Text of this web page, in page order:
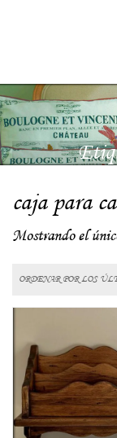
caja para
Mostrando el